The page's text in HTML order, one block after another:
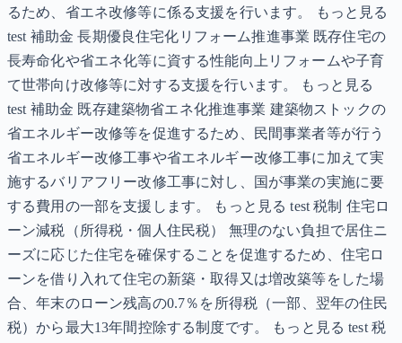
るため、省エネ改修等に係る支援を行います。 もっと見る
test 補助金 長期優良住宅化リフォーム推進事業 既存住宅の
長寿命化や省エネ化等に資する性能向上リフォームや子育
て世帯向け改修等に対する支援を行います。 もっと見る
test 補助金 既存建築物省エネ化推進事業 建築物ストックの
省エネルギー改修等を促進するため、民間事業者等が行う
省エネルギー改修工事や省エネルギー改修工事に加えて実
施するバリアフリー改修工事に対し、国が事業の実施に要
する費用の一部を支援します。 もっと見る test 税制 住宅ロ
ーン減税（所得税・個人住民税） 無理のない負担で居住ニ
ーズに応じた住宅を確保することを促進するため、住宅ロ
ーンを借り入れて住宅の新築・取得又は増改築等をした場
合、年末のローン残高の0.7％を所得税（一部、翌年の住民
税）から最大13年間控除する制度です。 もっと見る test 税